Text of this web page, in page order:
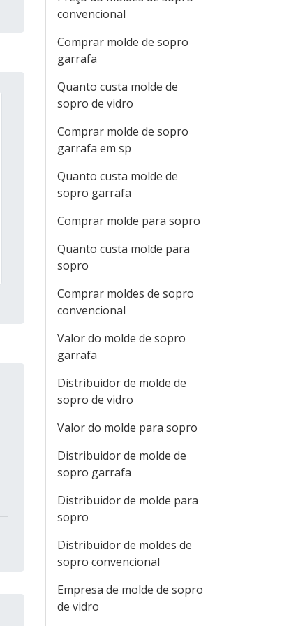
convencional
Comprar molde de sopro
garrafa
Quanto custa molde de
sopro de vidro
Comprar molde de sopro
garrafa em sp
Quanto custa molde de
sopro garrafa
Comprar molde para sopro
Quanto custa molde para
sopro
Comprar moldes de sopro
convencional
Valor do molde de sopro
garrafa
Distribuidor de molde de
sopro de vidro
Valor do molde para sopro
Distribuidor de molde de
sopro garrafa
Distribuidor de molde para
sopro
Distribuidor de moldes de
sopro convencional
Empresa de molde de sopro
de vidro